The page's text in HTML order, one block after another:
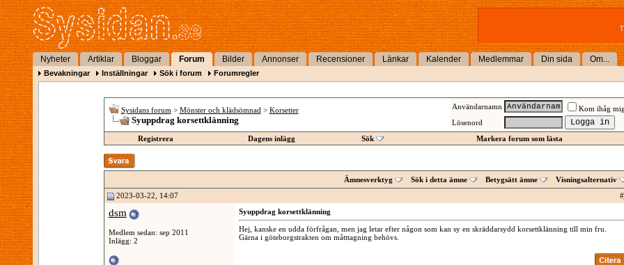
Nyheter Artiklar Bloggar Forum Bilder Annonser Recensioner Länkar Kalender Medlemmar Din sida Om...
Bevakningar Inställningar Sök i forum Forumregler
Sysidans forum > Mönster och klädsömnad > Korsetter
Syuppdrag korsettklänning
Användarnamn
Kom ihåg
Lösenord
Registrera
Dagens inlägg Sök Markera forum som lästa
Ämnesverktyg Sök i detta ämne Betygsätt ämne
Visningsalternativ
2023-03-22, 14:07
#
dsm
Medlem sedan: sep 2011
Inlägg: 2
Syuppdrag korsettklänning
Hej, kanske en udda förfrågan, men jag letar efter någon som kan sy en skräddarsydd korsettklänning till min fru.
Gärna i göteborgstrakten om måtttagning behövs.